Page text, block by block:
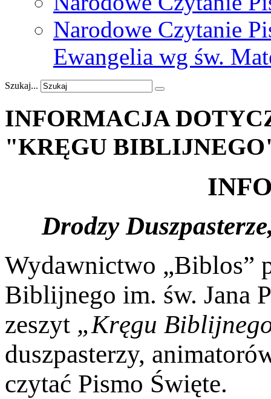
Narodowe Czytanie
Ewangelia wg św.
Szukaj...
INFORMACJA
"KRĘGU
Drodzy
Wydawnictwo „Biblos”
Biblijnego im. św. Jana
zeszyt „Kręgu
duszpasterzy,
czytać Pismo Święte.